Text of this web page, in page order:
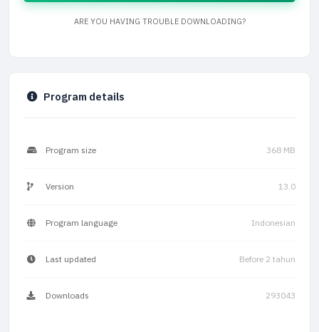
ARE YOU HAVING TROUBLE DOWNLOADING?
Program details
Program size 368 MB
Version 13.0
Program language Indonesian
Last updated Before 2 tahun
Downloads 293043